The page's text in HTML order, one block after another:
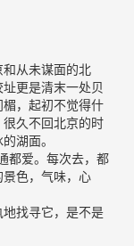
从未谋面的北
更是清末一处贝
，起初不觉得什
久不回北京的时
湖面。
都爱。每次去，都
色，气味，心
地找寻它，是不是